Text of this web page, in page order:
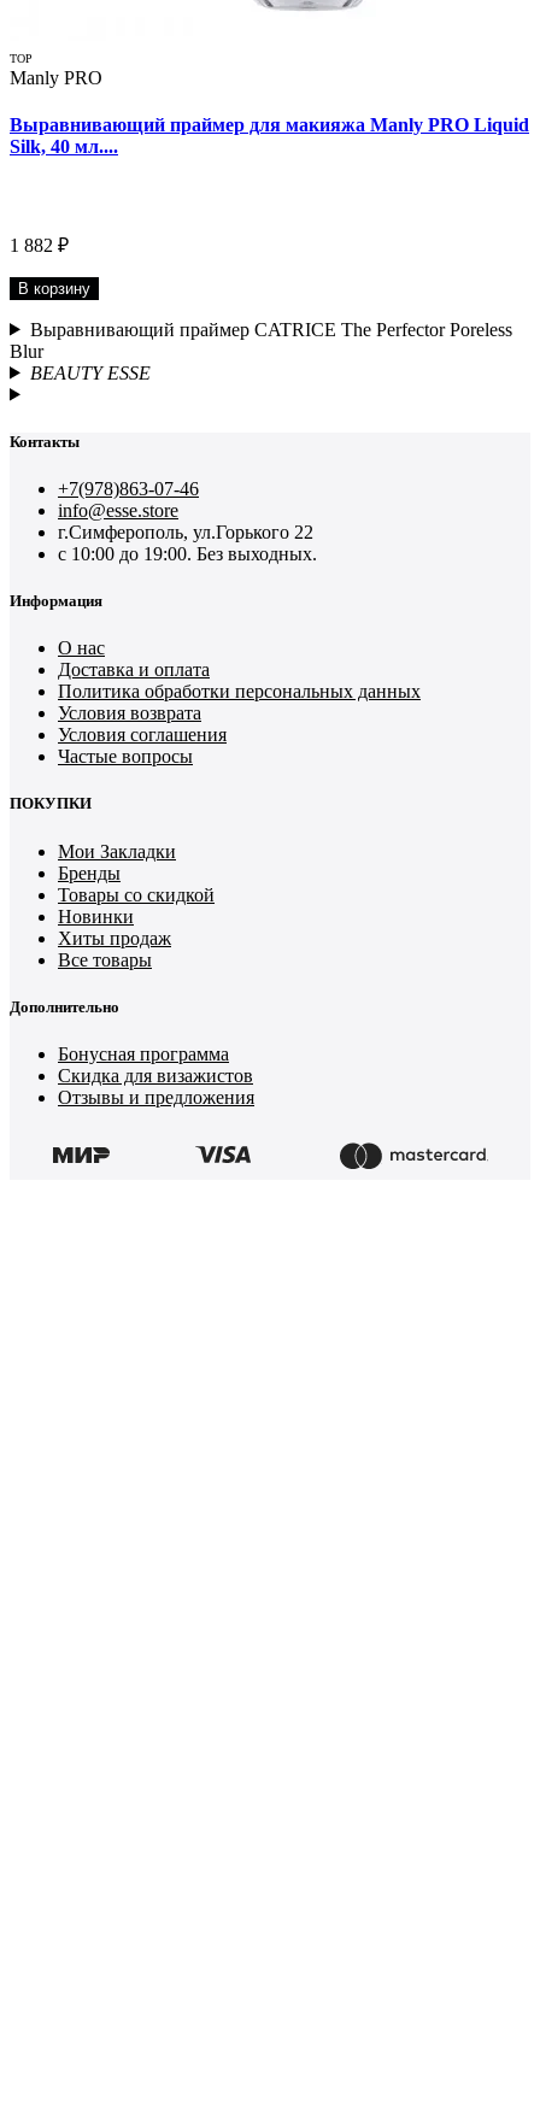
TOP
Manly PRO
Выравнивающий праймер для макияжа Manly PRO Liquid
Silk, 40 мл....
1 882 ₽
В корзину
Выравнивающий праймер CATRICE The Perfector Poreless
Blur
BEAUTY ESSE
Контакты
+7(978)863-07-46
info@esse.store
г.Симферополь, ул.Горького 22
с 10:00 до 19:00. Без выходных.
Информация
О нас
Доставка и оплата
Политика обработки персональных данных
Условия возврата
Условия соглашения
Частые вопросы
ПОКУПКИ
Мои Закладки
Бренды
Товары со скидкой
Новинки
Хиты продаж
Все товары
Дополнительно
Бонусная программа
Скидка для визажистов
Отзывы и предложения